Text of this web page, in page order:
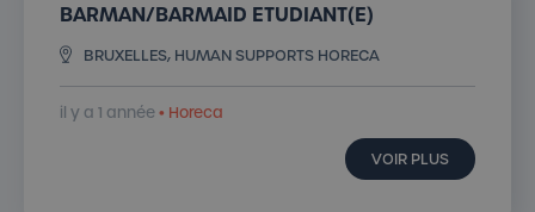
BARMAN/BARMAID ETUDIANT(E)
BRUXELLES, HUMAN SUPPORTS HORECA
il y a 1 année• Horeca
VOIR PLUS